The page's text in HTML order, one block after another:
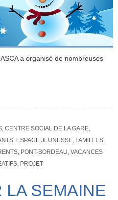
a organisé de nombreuses
, CENTRE SOCIAL DE LA GARE,
, ESPACE JEUNESSE, FAMILLES,
, PONT-BORDEAU, VACANCES
, PROJET
LA SEMAINE